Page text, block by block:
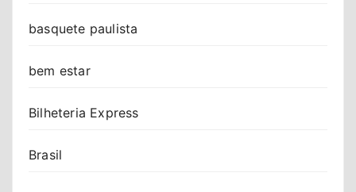
basquete paulista
bem estar
Bilheteria Express
Brasil